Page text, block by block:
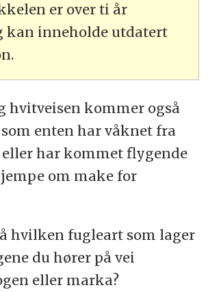
er over ti år
kan inneholde utdatert
hvitveisen kommer også
enten har våknet fra
har kommet flygende
om make for
hvilken fugleart som lager
du hører på vei
eller marka?